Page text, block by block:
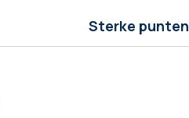
Sterke punten